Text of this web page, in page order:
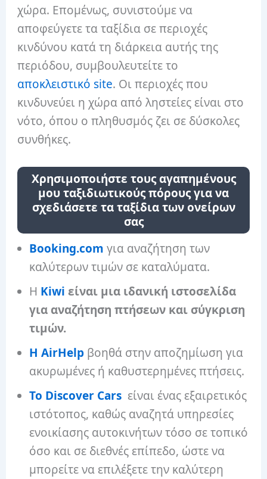
χώρα. Επομένως, συνιστούμε να
αποφεύγετε τα ταξίδια σε περιοχές
κινδύνου κατά τη διάρκεια αυτής της
περιόδου, συμβουλευτείτε το
αποκλειστικό site. Οι περιοχές που
κινδυνεύει η χώρα από ληστείες είναι στο
νότο, όπου ο πληθυσμός ζει σε δύσκολες
συνθήκες.
Χρησιμοποιήστε τους αγαπημένους
μου ταξιδιωτικούς πόρους για να
σχεδιάσετε τα ταξίδια των ονείρων
σας
Booking.com για αναζήτηση των
καλύτερων τιμών σε καταλύματα.
Η Kiwi είναι μια ιδανική ιστοσελίδα
για αναζήτηση πτήσεων και σύγκριση
τιμών.
Η AirHelp βοηθά στην αποζημίωση για
ακυρωμένες ή καθυστερημένες πτήσεις.
Το Discover Cars είναι ένας εξαιρετικός
ιστότοπος, καθώς αναζητά υπηρεσίες
ενοικίασης αυτοκινήτων τόσο σε τοπικό
όσο και σε διεθνές επίπεδο, ώστε να
μπορείτε να επιλέξετε την καλύτερη